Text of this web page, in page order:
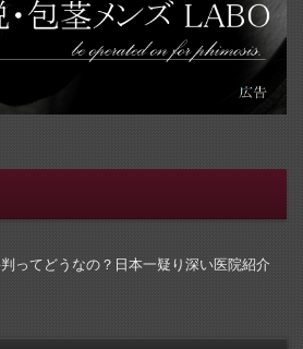
ってどうなの？日本一疑り深い医院紹介